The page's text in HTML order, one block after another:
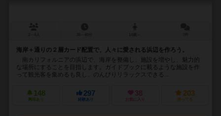
海岸＋通りの２層カード配置で、人々に愛される浜辺を作ろう。
南カリフォルニアの浜辺で、海岸を整備し、施設を増やし、魅力的
な場所にすることを目指します。ガイドブックに載るような施設を作
って観光客を集めるも良し、のんびりリラックスできる...
148
興味あり
297
経験あり
38
お気に入り
203
持ってる